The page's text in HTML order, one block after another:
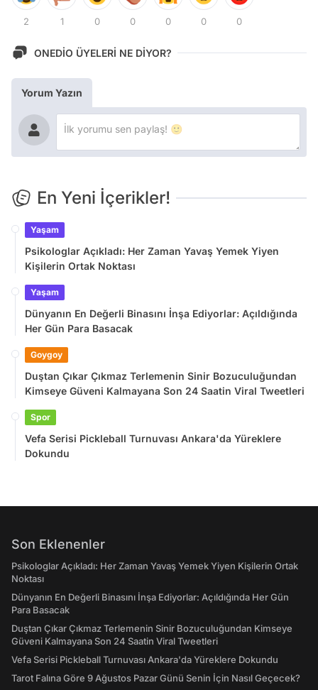
2 1 0 0 0 0 0
ONEDİO ÜYELERİ NE DİYOR?
Yorum Yazın
En Yeni İçerikler!
Yaşam
Psikologlar Açıkladı: Her Zaman Yavaş Yemek Yiyen
Kişilerin Ortak Noktası
Yaşam
Dünyanın En Değerli Binasını İnşa Ediyorlar: Açıldığında
Her Gün Para Basacak
Goygoy
Duştan Çıkar Çıkmaz Terlemenin Sinir Bozuculuğundan
Kimseye Güveni Kalmayana Son 24 Saatin Viral Tweetleri
Spor
Vefa Serisi Pickleball Turnuvası Ankara'da Yüreklere
Dokundu
Son Eklenenler
Psikologlar Açıkladı: Her Zaman Yavaş Yemek Yiyen Kişilerin Ortak
Noktası
Dünyanın En Değerli Binasını İnşa Ediyorlar: Açıldığında Her Gün
Para Basacak
Duştan Çıkar Çıkmaz Terlemenin Sinir Bozuculuğundan Kimseye
Güveni Kalmayana Son 24 Saatin Viral Tweetleri
Vefa Serisi Pickleball Turnuvası Ankara'da Yüreklere Dokundu
Tarot Falına Göre 9 Ağustos Pazar Günü Senin İçin Nasıl Geçecek?